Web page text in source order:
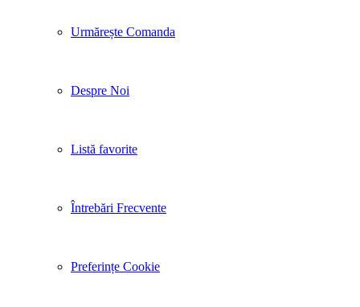
Urmărește Comanda
Despre Noi
Listă favorite
Întrebări Frecvente
Preferințe Cookie